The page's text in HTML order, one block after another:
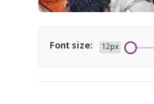
Font size: 12px